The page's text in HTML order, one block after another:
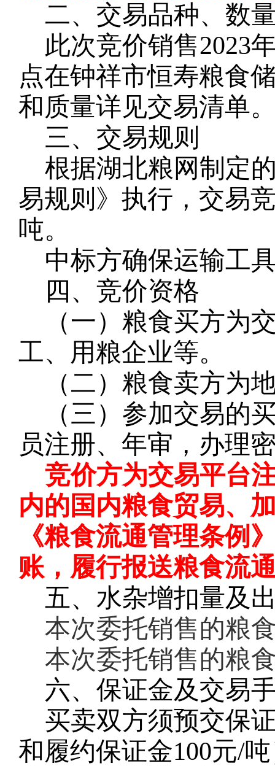
二、交易品种、数
此次竞价销售2023
点在钟祥市恒寿粮食
和质量详见交易清单
三、交易规则
根据湖北粮网制定
易规则》执行，交易
吨。
中标方确保运输工
四、竞价资格
（一）粮食买方为
工、用粮企业等。
（二）粮食卖方为
（三）参加交易的
员注册、年审，办理
竞价方为交易平台
内的国内粮食贸易、
《粮食流通管理条例
账，履行报送粮食流
五、水杂增扣量及
本次委托销售的粮
本次委托销售的粮
六、保证金及交易
买卖双方须预交保
和履约保证金100元/